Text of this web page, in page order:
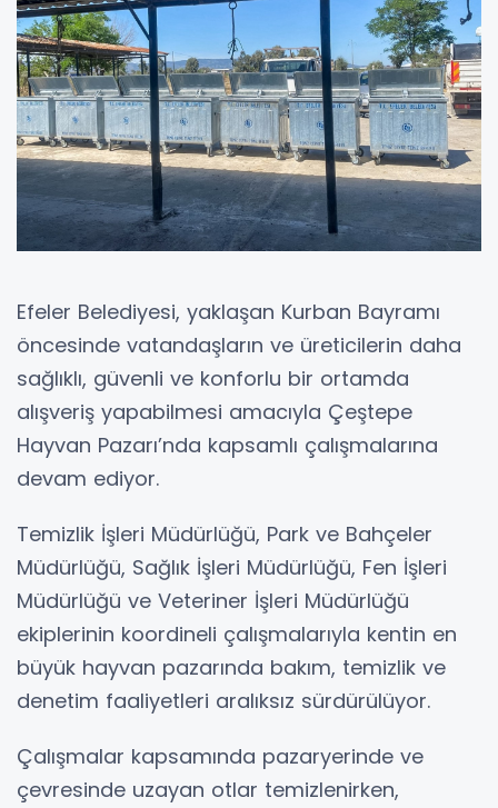
Efeler Belediyesi, yaklaşan Kurban Bayramı
öncesinde vatandaşların ve üreticilerin daha
sağlıklı, güvenli ve konforlu bir ortamda
alışveriş yapabilmesi amacıyla Çeştepe
Hayvan Pazarı’nda kapsamlı çalışmalarına
devam ediyor.
Temizlik İşleri Müdürlüğü, Park ve Bahçeler
Müdürlüğü, Sağlık İşleri Müdürlüğü, Fen İşleri
Müdürlüğü ve Veteriner İşleri Müdürlüğü
ekiplerinin koordineli çalışmalarıyla kentin en
büyük hayvan pazarında bakım, temizlik ve
denetim faaliyetleri aralıksız sürdürülüyor.
Çalışmalar kapsamında pazaryerinde ve
çevresinde uzayan otlar temizlenirken,